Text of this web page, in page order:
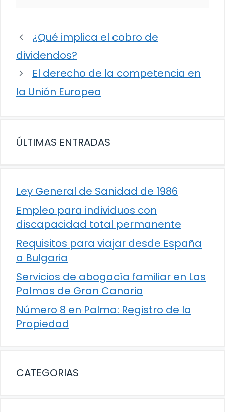
¿Qué implica el cobro de
dividendos?
El derecho de la competencia en
la Unión Europea
ÚLTIMAS ENTRADAS
Ley General de Sanidad de 1986
Empleo para individuos con
discapacidad total permanente
Requisitos para viajar desde España
a Bulgaria
Servicios de abogacía familiar en Las
Palmas de Gran Canaria
Número 8 en Palma: Registro de la
Propiedad
CATEGORIAS